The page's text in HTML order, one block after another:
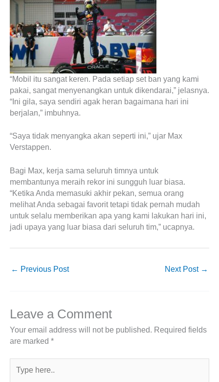
“Mobil itu sangat keren. Pada setiap set ban yang kami
pakai, sangat menyenangkan untuk dikendarai,” jelasnya.
“Ini gila, saya sendiri agak heran bagaimana hari ini
berjalan,” imbuhnya.
“Saya tidak menyangka akan seperti ini,” ujar Max
Verstappen.
Bagi Max, kerja sama seluruh timnya untuk
membantunya meraih rekor ini sungguh luar biasa.
“Ketika Anda memasuki akhir pekan, semua orang
melihat Anda sebagai favorit tetapi tidak pernah mudah
untuk selalu memberikan apa yang kami lakukan hari ini,
jadi upaya yang luar biasa dari seluruh tim,” ucapnya.
← Previous Post Next Post →
Leave a Comment
Your email address will not be published. Required fields
are marked *
here..